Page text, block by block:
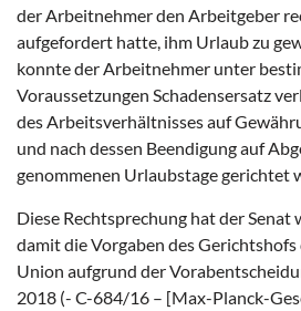
der Arbeitnehmer den Arbeitgeber
aufgefordert hatte, ihm Urlaub zu
konnte der Arbeitnehmer unter
Voraussetzungen Schadensersatz
des Arbeitsverhältnisses auf
und nach dessen Beendigung auf
genommenen Urlaubstage gerichtet
Diese Rechtsprechung hat der
damit die Vorgaben des
Union aufgrund der
2018 (- C-684/16 – [Max-Planck-